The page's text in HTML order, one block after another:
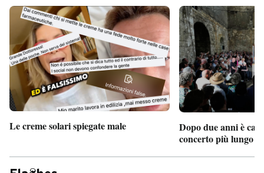
Le creme solari spiegate male
Dopo due anni è
concerto più lungo